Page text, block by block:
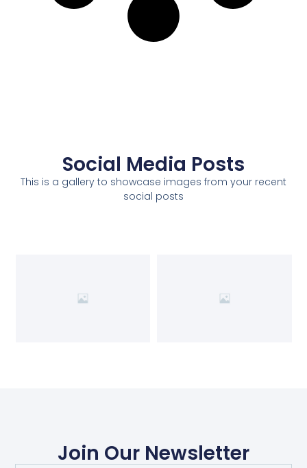
Social Media Posts
This is a gallery to showcase images from your recent
social posts
Join Our Newsletter